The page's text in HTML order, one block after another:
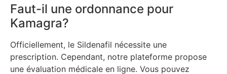
Faut-il une ordonnance pour
Kamagra?
Officiellement, le Sildenafil nécessite une
prescription. Cependant, notre plateforme propose
une évaluation médicale en ligne. Vous pouvez